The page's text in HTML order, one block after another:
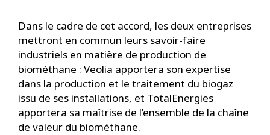
Dans le cadre de cet accord, les deux entreprises
mettront en commun leurs savoir-faire
industriels en matière de production de
biométhane : Veolia apportera son expertise
dans la production et le traitement du biogaz
issu de ses installations, et TotalEnergies
apportera sa maîtrise de l’ensemble de la chaîne
de valeur du biométhane.